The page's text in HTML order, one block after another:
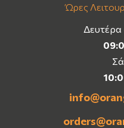
Ώρες